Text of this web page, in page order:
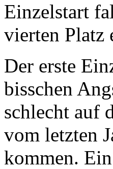
Einzelstart
vierten Platz
Der erste
bisschen
schlecht auf
vom letzten
kommen.